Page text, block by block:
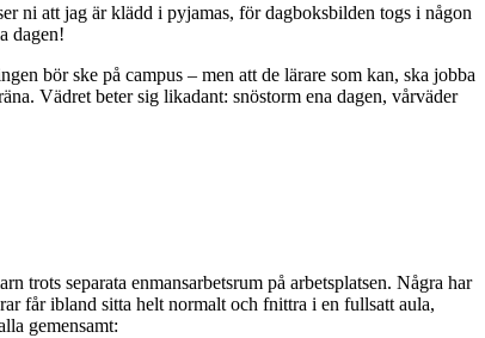
ni att jag är klädd i pyjamas, för dagboksbilden togs i någon
dagen!
bör ske på campus – men att de lärare som kan, ska jobba
Vädret beter sig likadant: snöstorm ena dagen, vårväder
trots separata enmansarbetsrum på arbetsplatsen. Några har
får ibland sitta helt normalt och fnittra i en fullsatt aula,
gemensamt: